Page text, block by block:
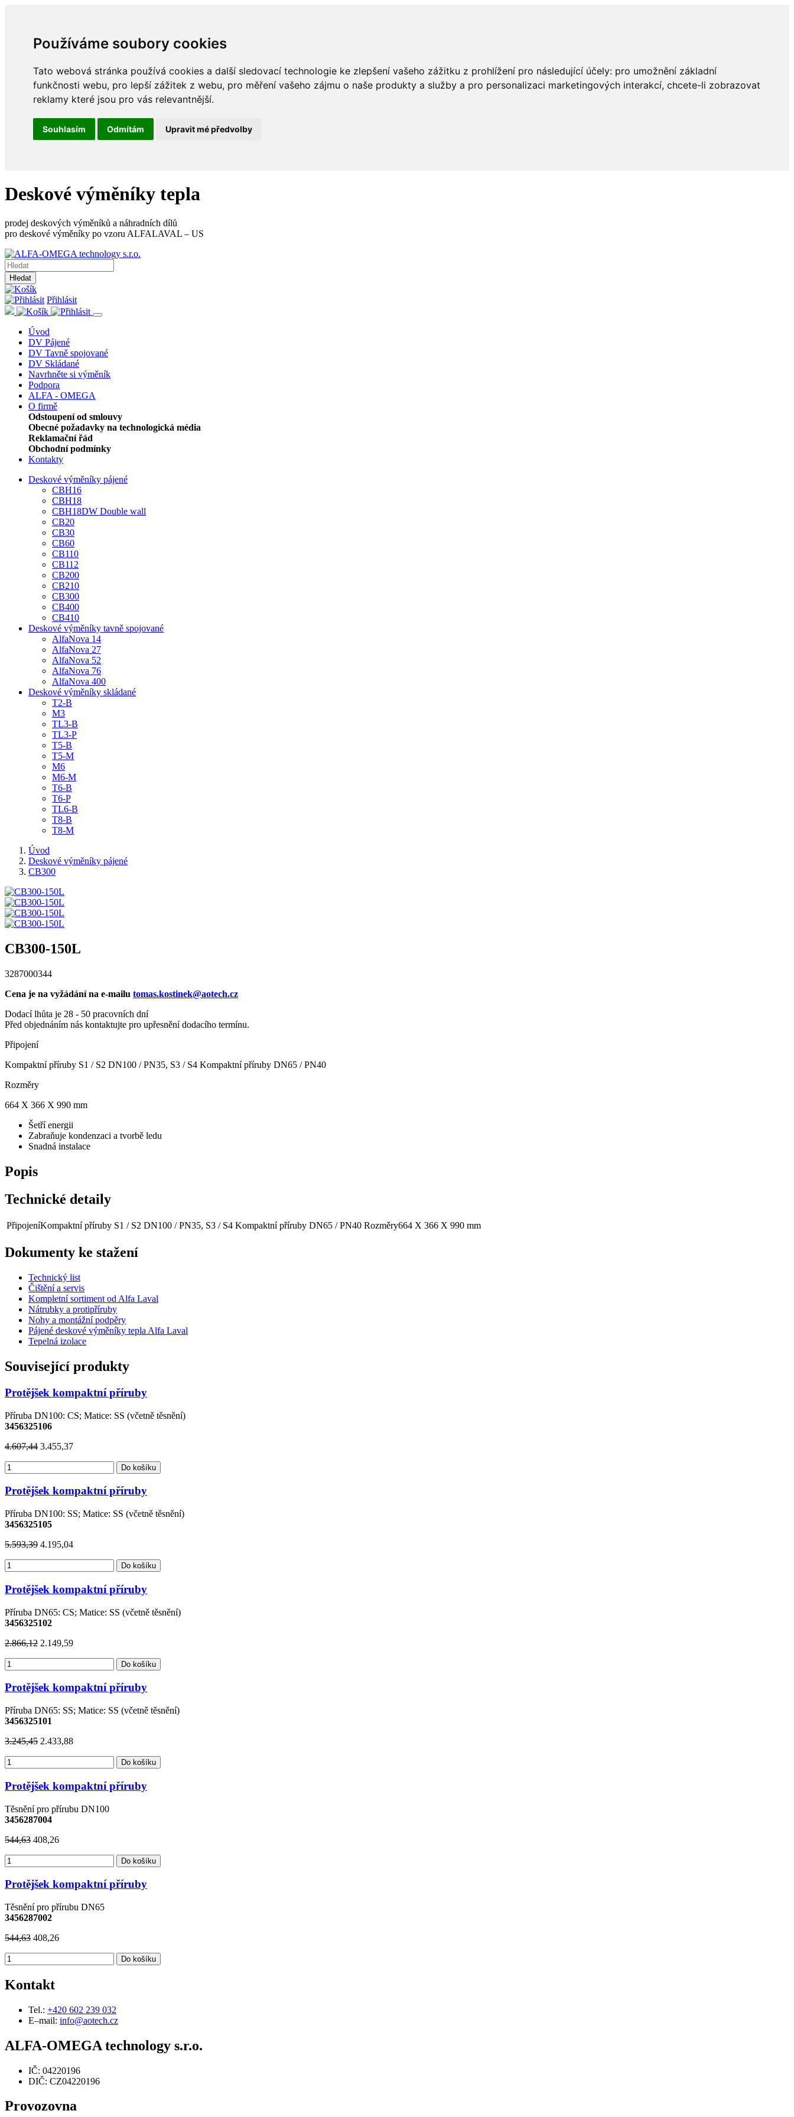
Používáme soubory cookies
Tato webová stránka používá cookies a další sledovací technologie ke zlepšení vašeho zážitku z prohlížení pro následující účely: pro umožnění základní
funkčnosti webu, pro lepší zážitek z webu, pro měření vašeho zájmu o naše produkty a služby a pro personalizaci marketingových interakcí, chcete-li zobrazovat
reklamy které jsou pro vás relevantnější.
Souhlasím Odmítám Upravit mé předvolby
Deskové výměníky tepla
prodej deskových výměníků a náhradních dílů
pro deskové výměníky po vzoru ALFALAVAL – US
Hledat
Přihlásit
Úvod
DV Pájené
DV Tavně spojované
DV Skládané
Navrhněte si výměník
Podpora
ALFA - OMEGA
O firmě
Odstoupení od smlouvy
Obecné požadavky na technologická média
Reklamační řád
Obchodní podmínky
Kontakty
Deskové výměníky pájené
CBH16
CBH18
CBH18DW Double wall
CB20
CB30
CB60
CB110
CB112
CB200
CB210
CB300
CB400
CB410
Deskové výměníky tavně spojované
AlfaNova 14
AlfaNova 27
AlfaNova 52
AlfaNova 76
AlfaNova 400
Deskové výměníky skládané
T2-B
M3
TL3-B
TL3-P
T5-B
T5-M
M6
M6-M
T6-B
T6-P
TL6-B
T8-B
T8-M
Úvod
Deskové výměníky pájené
CB300
CB300-150L
3287000344
Cena je na vyžádání na e-mailu tomas.kostinek@aotech.cz
Dodací lhůta je 28 - 50 pracovních dní
Před objednáním nás kontaktujte pro upřesnění dodacího termínu.
Připojení
Kompaktní příruby S1 / S2 DN100 / PN35, S3 / S4 Kompaktní příruby DN65 / PN40
Rozměry
664 X 366 X 990 mm
Šetří energii
Zabraňuje kondenzaci a tvorbě ledu
Snadná instalace
Popis
Technické detaily
PřipojeníKompaktní příruby S1 / S2 DN100 / PN35, S3 / S4 Kompaktní příruby DN65 / PN40 Rozměry664 X 366 X 990 mm
Dokumenty ke stažení
Technický list
Čištění a servis
Kompletní sortiment od Alfa Laval
Nátrubky a protipříruby
Nohy a montážní podpěry
Pájené deskové výměníky tepla Alfa Laval
Tepelná izolace
Související produkty
Protějšek kompaktní příruby
Příruba DN100: CS; Matice: SS (včetně těsnění)
3456325106
4.607,44 3.455,37
Do košíku
Protějšek kompaktní příruby
Příruba DN100: SS; Matice: SS (včetně těsnění)
3456325105
5.593,39 4.195,04
Do košíku
Protějšek kompaktní příruby
Příruba DN65: CS; Matice: SS (včetně těsnění)
3456325102
2.866,12 2.149,59
Do košíku
Protějšek kompaktní příruby
Příruba DN65: SS; Matice: SS (včetně těsnění)
3456325101
3.245,45 2.433,88
Do košíku
Protějšek kompaktní příruby
Těsnění pro přírubu DN100
3456287004
544,63 408,26
Do košíku
Protějšek kompaktní příruby
Těsnění pro přírubu DN65
3456287002
544,63 408,26
Do košíku
Kontakt
Tel.: +420 602 239 032
E–mail: info@aotech.cz
ALFA-OMEGA technology s.r.o.
IČ: 04220196
DIČ: CZ04220196
Provozovna